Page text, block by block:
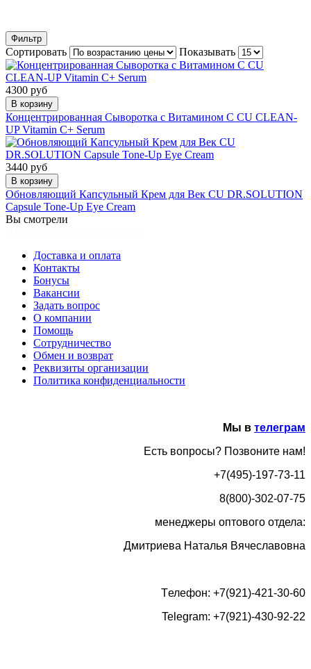
Фильтр
Сортировать Показывать
4300 руб
В корзину
Концентрированная Сыворотка с Витамином С CU CLEAN-
UP Vitamin C+ Serum
3440 руб
В корзину
Обновляющий Капсульный Крем для Век CU DR.SOLUTION
Capsule Tone-Up Eye Cream
Вы смотрели
Доставка и оплата
Контакты
Бонусы
Вакансии
Задать вопрос
О компании
Помощь
Сотрудничество
Обмен и возврат
Реквизиты организации
Политика конфиденциальности
Мы в телеграм
Есть вопросы? Позвоните нам!
+7(495)-197-73-11
8(800)-302-07-75
менеджеры оптового отдела:
Дмитриева Наталья Вячеславовна
Tелефон: +7(921)-421-30-60
Telegram: +7(921)-430-92-22